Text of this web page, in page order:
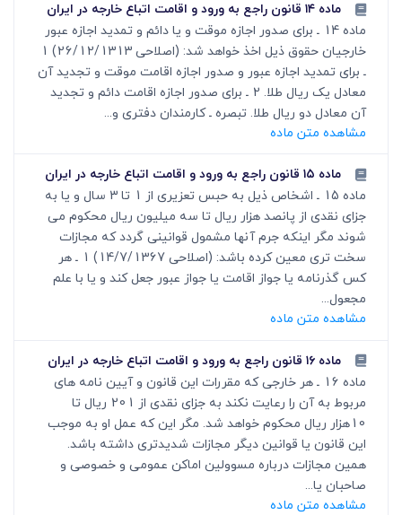
ماده ۱۴ قانون راجع به ورود و اقامت اتباع خارجه در ایران
ماده 14 ـ برای صدور اجازه موقت و یا دائم و تمدید اجازه عبور
خارجیان حقوق ذیل اخذ خواهد شد: (اصلاحی 26/12/1313) 1
ـ برای تمدید اجازه عبور و صدور اجازه اقامت موقت و تجدید آن
معادل یک ریال طلا. 2 ـ برای صدور اجازه اقامت دائم و تجدید
آن معادل دو ریال طلا. تبصره ـ کارمندان دفتری و...
مشاهده متن ماده
ماده ۱۵ قانون راجع به ورود و اقامت اتباع خارجه در ایران
ماده 15 ـ اشخاص ذیل به حبس تعزیری از 1 تا 3 سال و یا به
جزای نقدی از پانصد هزار ریال تا سه میلیون ریال محکوم می
شوند مگر اینکه جرم آنها مشمول قوانینی گردد که مجازات
سخت تری معین کرده باشد: (اصلاحی 14/7/1367) 1 ـ هر
کس گذرنامه یا جواز اقامت یا جواز عبور جعل کند و یا با علم
مجعول...
مشاهده متن ماده
ماده ۱۶ قانون راجع به ورود و اقامت اتباع خارجه در ایران
ماده 16 ـ هر خارجی که مقررات این قانون و آیین نامه های
مربوط به آن را رعایت نکند به جزای نقدی از 201 ریال تا
10هزار ریال محکوم خواهد شد. مگر این که عمل او به موجب
این قانون یا قوانین دیگر مجازات شدیدتری داشته باشد.
همین مجازات درباره مسوولین اماکن عمومی و خصوصی و
صاحبان یا...
مشاهده متن ماده